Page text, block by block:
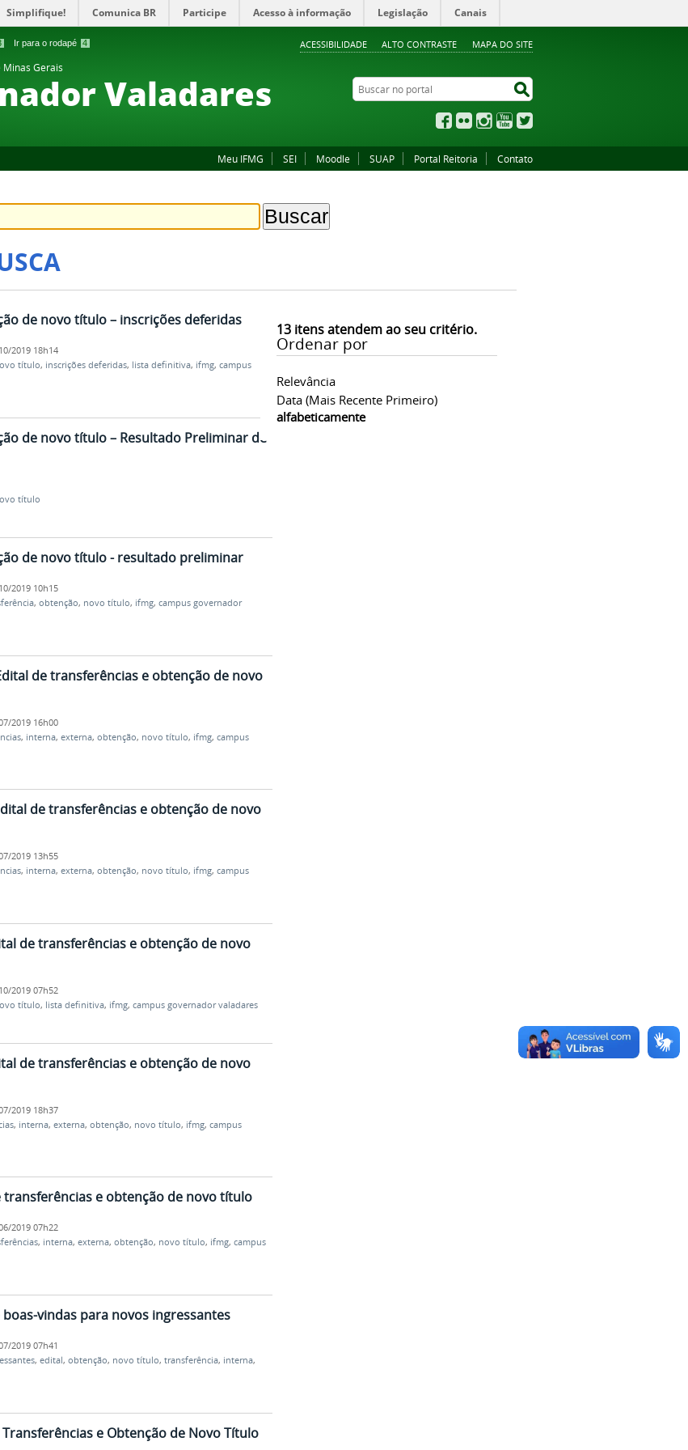
Ir para o rodapé 4 ACESSIBILIDADE ALTO CONTRASTE MAPA DO SITE
Simplifique! Comunica BR Participe Acesso à informação Legislação Canais
Minas Gerais
Valadares Buscar no portal
Facebook
Flickr InstagramYouTube
Meu IFMG SEI Moodle SUAP Portal Reitoria Contato
13itens atendem ao seu critério.
Ordenar por
Relevância
Data (mais Recente Primeiro)
alfabeticamente
de novo título – inscrições deferidas
2019 18h14
título, inscrições deferidas, lista definitiva, ifmg, campus
de novo título – Resultado Preliminar de
título
de novo título - resultado preliminar
2019 10h15
, obtenção, novo título, ifmg, campus governador
de transferências e obtenção de novo
2019 16h00
, interna, externa, obtenção, novo título, ifmg, campus
de transferências e obtenção de novo
2019 13h55
, interna, externa, obtenção, novo título, ifmg, campus
de transferências e obtenção de novo
2019 07h52
título, lista definitiva, ifmg, campus governador valadares
de transferências e obtenção de novo
2019 18h37
, interna, externa, obtenção, novo título, ifmg, campus
e obtenção de novo título
2019 07h22
, interna, externa, obtenção, novo título, ifmg, campus
vindas para novos ingressantes
2019 07h41
, edital, obtenção, novo título, transferência, interna,
e Obtenção de Novo Título